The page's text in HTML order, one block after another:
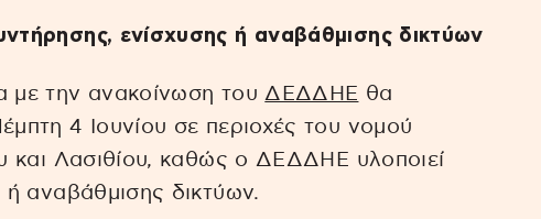
ενίσχυσης ή αναβάθμισης δικτύων
με την ανακοίνωση τουΔΕΔΔΗΕ θα
4 Ιουνίου σε περιοχές του νομού
και Λασιθίου, καθώς ο ΔΕΔΔΗΕ υλοποιεί
αναβάθμισης δικτύων.